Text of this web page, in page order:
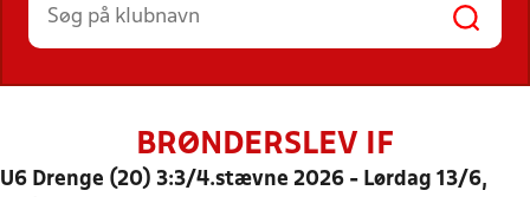
BRØNDERSLEV IF
U6 Drenge (20) 3:3/4.stævne 2026 - Lørdag 13/6,